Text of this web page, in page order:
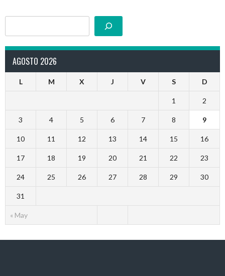
AGOSTO 2026
L M X J V S D
« May
1 2
3 4 5 6 7 8 9
10 11 12 13 14 15 16
17 18 19 20 21 22 23
24 25 26 27 28 29 30
31